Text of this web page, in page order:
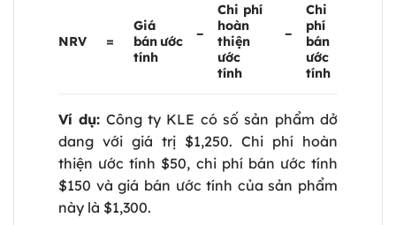
NRV =
Giá
bán ước
tính
–
Chi phí
hoàn
thiện
ước
tính
–
Chi
phí
bán
ước
tính
Ví dụ: Công ty KLE có số sản phẩm dở
dang với giá trị $1,250. Chi phí hoàn
thiện ước tính $50, chi phí bán ước tính
$150 và giá bán ước tính của sản phẩm
này là $1,300.